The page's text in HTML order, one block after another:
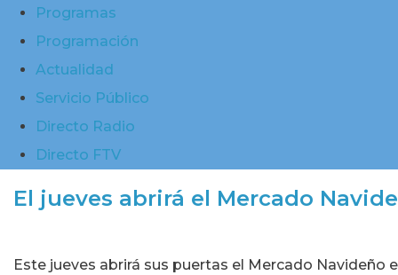
Programas
Programación
Actualidad
Servicio Público
Directo Radio
Directo FTV
El jueves abrirá el Mercado
Este jueves abrirá sus puertas el Mercado Navideño